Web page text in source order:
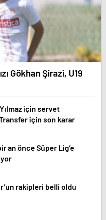
Gökhan Şirazi, U19
için servet
için son karar
an önce Süper Lig’e
rakipleri belli oldu